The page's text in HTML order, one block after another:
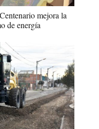
mejora la
de energía